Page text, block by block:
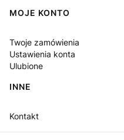
MOJE KONTO
Twoje zamówienia
Ustawienia konta
Ulubione
INNE
Kontakt